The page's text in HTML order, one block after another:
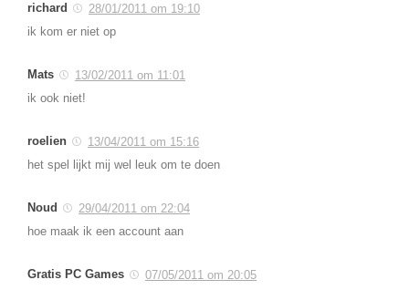
richard
28/01/2011 om 19:10
ik kom er niet op
Mats
13/02/2011 om 11:01
ik ook niet!
roelien
13/04/2011 om 15:16
het spel lijkt mij wel leuk om te doen
Noud
29/04/2011 om 22:04
hoe maak ik een account aan
Gratis PC Games
07/05/2011 om 20:05